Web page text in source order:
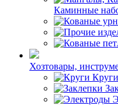
Каминные
Хозтовары,
Круги